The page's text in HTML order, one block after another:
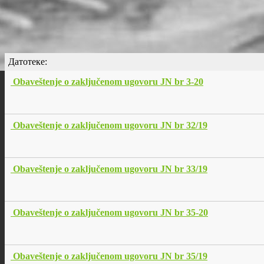
Датотеке:
Obaveštenje o zaključenom ugovoru JN br 3-20
Obaveštenje o zaključenom ugovoru JN br 32/19
Obaveštenje o zaključenom ugovoru JN br 33/19
Obaveštenje o zaključenom ugovoru JN br 35-20
Obaveštenje o zaključenom ugovoru JN br 35/19